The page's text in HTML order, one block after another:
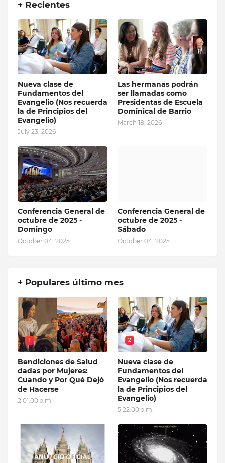
+ Recientes
Nueva clase de
Fundamentos del
Evangelio (Nos recuerda
la de Principios del
Evangelio)
July 23, 2026
Las hermanas podrán
ser llamadas como
Presidentas de Escuela
Dominical de Barrio
March 18, 2026
Conferencia General de
octubre de 2025 -
Domingo
October 04, 2025
Conferencia General de
octubre de 2025 -
Sábado
October 04, 2025
+ Populares último mes
1
Bendiciones de Salud
dadas por Mujeres:
Cuando y Por Qué Dejó
de Hacerse
2:01:00 p.m.
2
Nueva clase de
Fundamentos del
Evangelio (Nos recuerda
la de Principios del
Evangelio)
5:22:00 p.m.